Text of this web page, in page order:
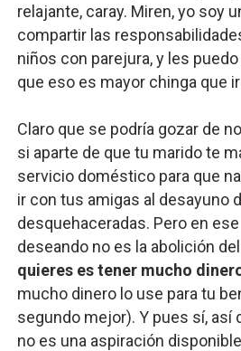
relajante, caray. Miren, yo soy
compartir las
niños con parejura, y les
que eso es mayor chinga que
Claro que se podría gozar de
si aparte de que tu marido te
servicio doméstico para que
ir con tus amigas al desayuno
desquehaceradas. Pero en
deseando no es la abolición
quieres es tener mucho
mucho dinero lo use para tu
segundo mejor). Y pues sí, así
no es una aspiración